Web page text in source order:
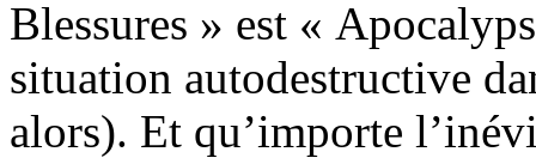
Blessures » est «
situation autodestructive
alors). Et qu’importe